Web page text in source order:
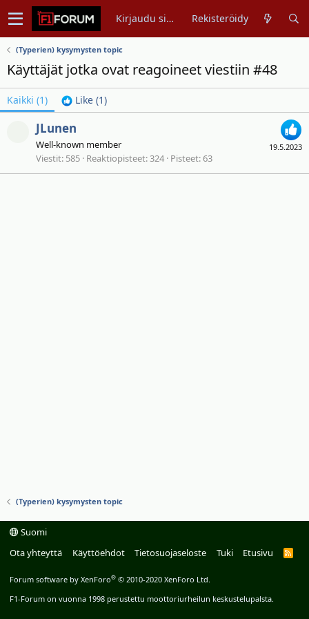
Kirjaudu sisään Rekisteröidy
(Typerien) kysymysten topic
Käyttäjät jotka ovat reagoineet viestiin #48
Kaikki (1) Like (1)
19.5.2023
JLunen
Well-known member
Viestit 585 Reaktiopisteet 324 Pisteet 63
(Typerien) kysymysten topic
Suomi
Ota yhteyttä
Käyttöehdot Tietosuojaseloste Tuki Etusivu
R
Forum software by XenForo® © 2010-2020 XenForo Ltd.
F1-Forum on vuonna 1998 perustettu moottoriurheilun keskustelupalsta.